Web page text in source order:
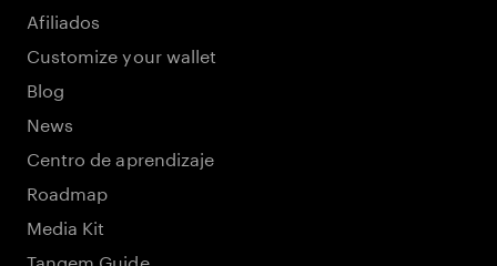
Afiliados
Customize your wallet
Blog
News
Centro de aprendizaje
Roadmap
Media Kit
Tangem Guide